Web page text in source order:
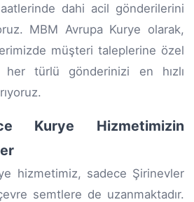
dahi acil gönderilerini
MBM Avrupa Kurye olarak,
müşteri taleplerine özel
her türlü gönderinizi en hızlı
Kurye Hizmetimizin
hizmetimiz, sadece Şirinevler
semtlere de uzanmaktadır.